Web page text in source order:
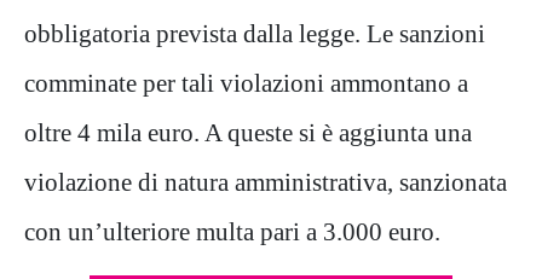
obbligatoria prevista dalla legge. Le sanzioni
comminate per tali violazioni ammontano a
oltre 4 mila euro. A queste si è aggiunta una
violazione di natura amministrativa, sanzionata
con un’ulteriore multa pari a 3.000 euro.